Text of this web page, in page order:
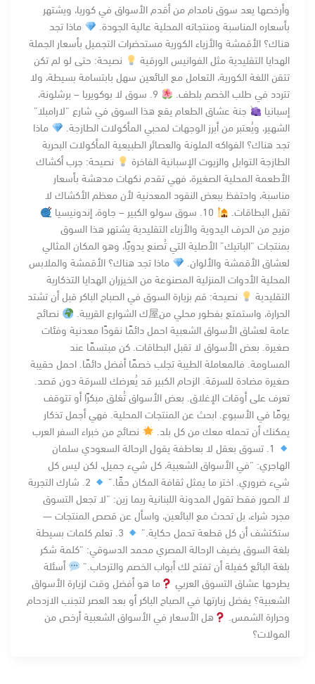
وأرخصها يعد سوق نامدام من أقدم الأسواق في كوريا، ويشتهر
بأسعاره المناسبة ومنتجاته المحلية عالية الجودة.
ماذا تجد
هناك؟ الأقمشة والأزياء الكورية مستحضرات التجميل بأسعار الجملة
الهدايا التقليدية مثل الفوانيس الورقية
نصيحة: حتى لو لم تكن
تتقن اللغة الكورية، التعامل مع البائعين سهل بابتسامة بسيطة، ولا
تتردد في طلب الخصم بلطف.
9. سوق لا بوكويريا – برشلونة،
إسبانيا
جنة عشاق الطعام يقع هذا السوق في شارع “لارامبلا”
الشهير، ويُعتبر من أبرز الوجهات لمحبي المأكولات الطازجة.
ماذا
تجد هناك؟ الفواكه الملونة والعصائر الطبيعية المأكولات البحرية
الطازجة التوابل والزيوت الإسبانية الفاخرة
نصيحة: جرب أكشاك
الأطعمة المحلية الصغيرة، فهي تقدم نكهات مدهشة بأسعار
مناسبة، واحتفظ ببعض النقود المعدنية لأن معظم الأكشاك لا
تقبل البطاقات.
مزيج من الحرف اليدوية والأزياء التقليدية يشتهر هذا السوق
بمنتجات “الباتيك” الأصلية التي تُصنع يدويًا، وهو المكان المثالي
لعشاق الأقمشة والألوان.
ماذا تجد هناك؟ الأقمشة والملابس
المحلية الأدوات المنزلية المصنوعة من الخيزران الهدايا التذكارية
التقليدية
نصيحة: قم بزيارة السوق في الصباح الباكر قبل أن تشتد
الحرارة، واستمتع بفطور محلي من屋ك الشوارع القريبة.
نصائح
عامة لعشاق الأسواق الشعبية احمل دائمًا نقودًا معدنية وفئات
صغيرة. بعض الأسواق لا تقبل البطاقات. كن مبتسمًا عند
المساومة. فالمعاملة الطيبة تجلب خصمًا أفضل دائمًا. احمل حقيبة
صغيرة مضادة للسرقة. الزحام الكبير قد يُعرضك للسرقة دون قصد.
تعرف على أوقات الإغلاق. بعض الأسواق تُغلق مبكرًا أو تتوقف
يومًا في الأسبوع. ابحث عن المنتجات المحلية. فهي أجمل تذكار
يمكنك أن تحمله معك من كل بلد.
نصائح من خبراء السفر العرب
1. تسوق بعقل لا بعاطفة يقول الرحالة السعودي سلمان
الهاجري: “في الأسواق الشعبية، كل شيء جميل، لكن ليس كل
شيء ضروري. اختر ما يمثل ثقافة المكان حقًا.”
2. شارك التجربة
لا الصور فقط تقول المدونة اللبنانية ريما زين: “لا تجعل التسوق
مجرد شراء، بل تحدث مع البائعين، واسأل عن قصص المنتجات —
ستكتشف أن كل قطعة تحمل حكاية.”
3. تعلم كلمات بسيطة
بلغة السوق يضيف الرحالة المصري محمد الدسوقي: “كلمة شكر
بلغة البائع كفيلة أن تفتح لك أبواب الخصم والترحاب.”
أسئلة
يطرحها عشاق التسوق العربي
ما هو أفضل وقت لزيارة الأسواق
الشعبية؟ يفضل زيارتها في الصباح الباكر أو بعد العصر لتجنب الازدحام
وحرارة الشمس.
هل الأسعار في الأسواق الشعبية أرخص من
المولات؟